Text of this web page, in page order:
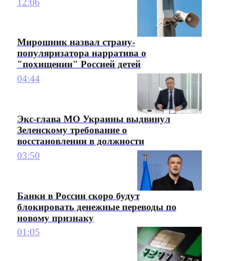
Мирошник назвал страну-
популяризатора нарратива о
"похищении" Россией детей
04:44
Экс-глава МО Украины выдвинул
Зеленскому требование о
восстановлении в должности
03:50
Банки в России скоро будут
блокировать денежные переводы по
новому признаку
01:05